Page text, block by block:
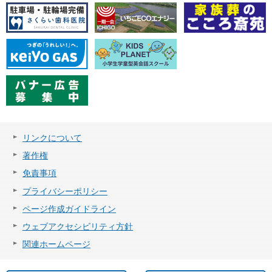
リンクについて
著作権
免責事項
プライバシーポリシー
ページ作成ガイドライン
ウェブアクセシビリティ方針
関連ホームページ